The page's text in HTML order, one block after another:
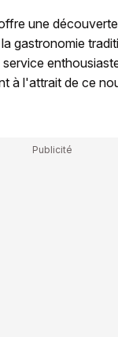
une
gastronomie
à l'attrait de ce